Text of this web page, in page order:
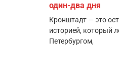
один-два дня
Кронштадт — это
историей, который
Петербургом,